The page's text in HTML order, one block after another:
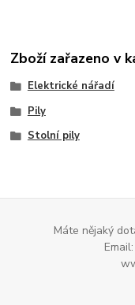
Zboží zařazeno v
Elektrické nářadí
Pily
Stolní pily
Máte nějaký